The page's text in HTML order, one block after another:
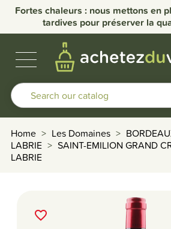
Fortes chaleurs : nous mettons en
tardives pour préserver la
BURGUNDY
OUR
OTHER
BUBBLES &
Home Les Domaines
LABRIE
SAINT-EMILION GRAND
LABRIE
favorite_border